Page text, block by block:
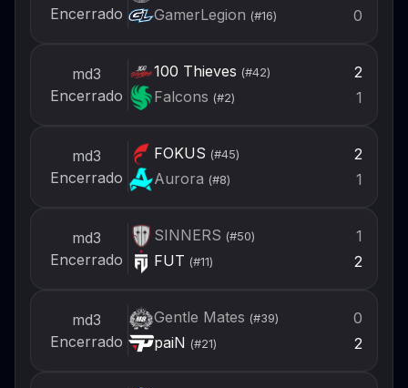
Encerrado
GamerLegion (#16) 0
md3
Encerrado
100 Thieves (#42)
2
Falcons (#2) 1
md3
Encerrado
FOKUS (#45)
2
Aurora (#8) 1
md3
Encerrado
SINNERS (#50)
1
FUT (#11) 2
md3
Encerrado
Gentle Mates (#39)
0
paiN (#21) 2